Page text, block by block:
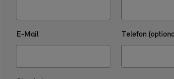
E-Mail Telefon